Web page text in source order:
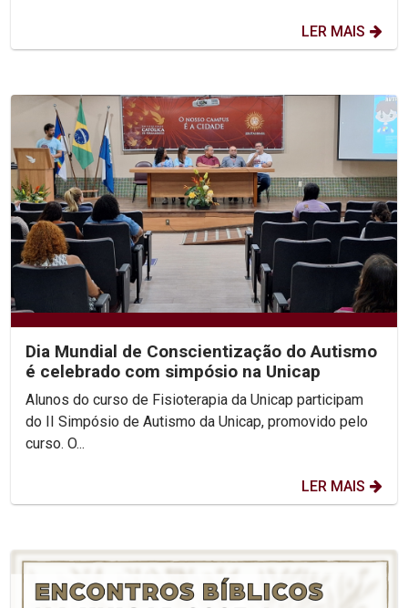
LER MAIS
Dia Mundial de Conscientização do Autismo
é celebrado com simpósio na Unicap
Alunos do curso de Fisioterapia da Unicap participam
do II Simpósio de Autismo da Unicap, promovido pelo
curso. O...
LER MAIS